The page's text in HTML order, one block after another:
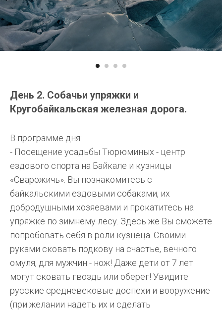
День 2. Собачьи упряжки и
Кругобайкальская железная дорога.
В программе дня:
- Посещение усадьбы Тюрюминых - центр
ездового спорта на Байкале и кузницы
«Сварожичь». Вы познакомитесь с
байкальскими ездовыми собаками, их
добродушными хозяевами и прокатитесь на
упряжке по зимнему лесу. Здесь же Вы сможете
попробовать себя в роли кузнеца. Своими
руками сковать подкову на счастье, вечного
омуля, для мужчин - нож! Даже дети от 7 лет
могут сковать гвоздь или оберег! Увидите
русские средневековые доспехи и вооружение
(при желании надеть их и сделать